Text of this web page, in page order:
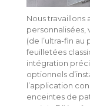
Nous travaillons
personnalisées,
(de l’ultra-fin au
feuilletées
intégration
optionnels
l’application
enceintes de